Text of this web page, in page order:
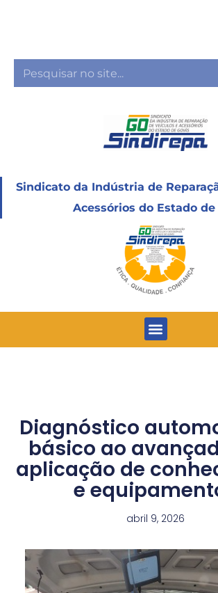
conteúdo
Sindicato da Indústria de
Acessórios do Estado de
Menu
Diagnóstico
básico ao
aplicação de
e
abril 9, 2026